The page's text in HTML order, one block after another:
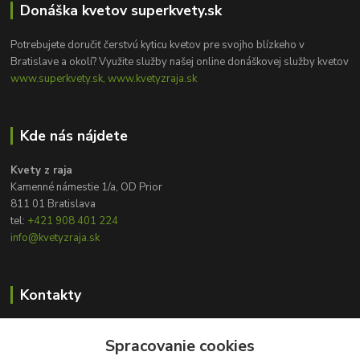
Donáška kvetov superkvety.sk
Potrebujete doručiť čerstvú kyticu kvetov pre svojho blízkeho v
Bratislave a okolí? Využite služby našej online donáškovej služby kvetov
www.superkvety.sk, www.kvetyzraja.sk
Kde nás nájdete
Kvety z raja
Kamenné námestie 1/a, OD Prior
811 01 Bratislava
tel: +421 908 401 224
info@kvetyzraja.sk
Kontakty
+421 908 401 224
Spracovanie cookies